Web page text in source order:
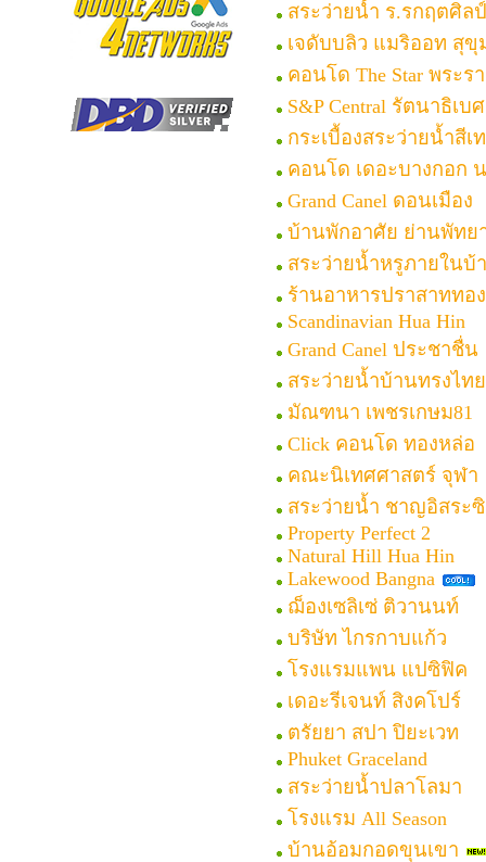
สระว่ายน้ำ ร.รกฤตศิล
เจดับบลิว แมริออท สุขุ
คอนโด The Star พระร
S&P Central รัตนาธิเบ
กระเบื้องสระว่ายน้ำสีเ
คอนโด เดอะบางกอก
Grand Canel ดอนเมือง
บ้านพักอาศัย ย่านพัทย
สระว่ายน้ำหรูภายในบ้
ร้านอาหารปราสาททอง
Scandinavian Hua Hin
Grand Canel ประชาชื่น
สระว่ายน้ำบ้านทรงไทย
มัณฑนา เพชรเกษม81
Click คอนโด ทองหล่อ
คณะนิเทศศาสตร์ จุฬา
สระว่ายน้ำ ชาญอิสระ
Property Perfect 2
Natural Hill Hua Hin
Lakewood Bangna
ฌ็องเซลิเซ่ ติวานนท์
บริษัท ไกรกาบแก้ว
โรงแรมแพน แปซิฟิค
เดอะรีเจนท์ สิงคโปร์
ตรัยยา สปา ปิยะเวท
Phuket Graceland
สระว่ายน้ำปลาโลมา
โรงแรม All Season
บ้านอ้อมกอดขุนเขา